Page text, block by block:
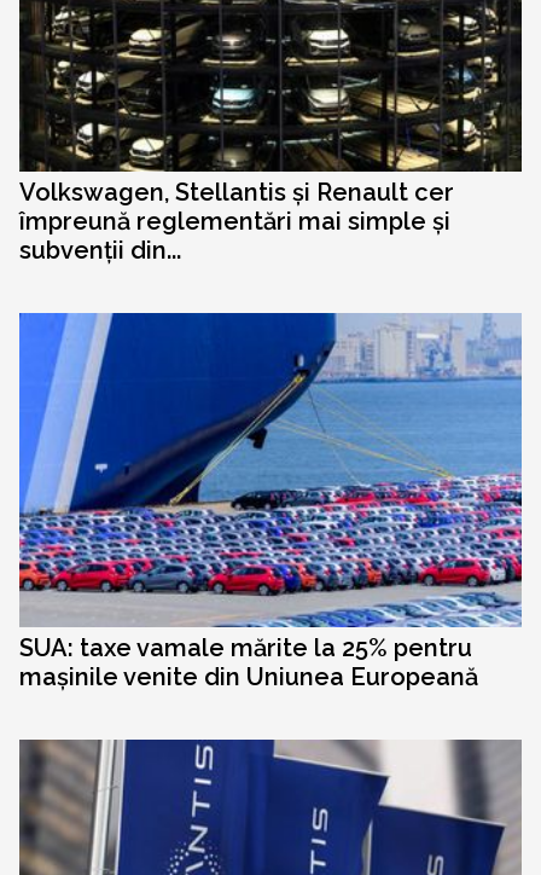
Volkswagen, Stellantis și Renault cer
împreună reglementări mai simple și
subvenții din...
SUA: taxe vamale mărite la 25% pentru
mașinile venite din Uniunea Europeană